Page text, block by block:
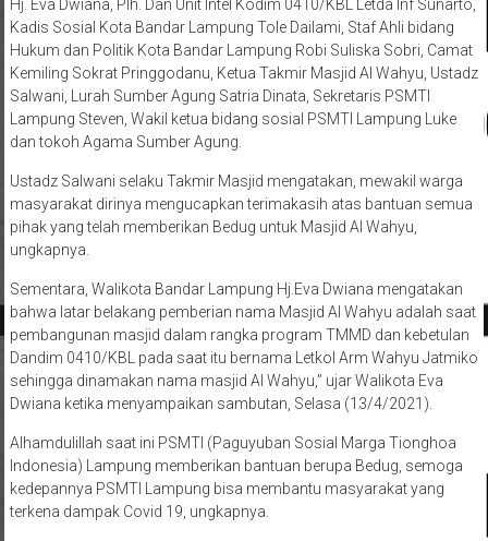
Hj. Eva Dwiana, Plh. Dan Unit Intel Kodim 0410/KBL Letda Inf Sunarto,
Kadis Sosial Kota Bandar Lampung Tole Dailami, Staf Ahli bidang
Hukum dan Politik Kota Bandar Lampung Robi Suliska Sobri, Camat
Kemiling Sokrat Pringgodanu, Ketua Takmir Masjid Al Wahyu, Ustadz
Salwani, Lurah Sumber Agung Satria Dinata, Sekretaris PSMTI
Lampung Steven, Wakil ketua bidang sosial PSMTI Lampung Luke
dan tokoh Agama Sumber Agung.
Ustadz Salwani selaku Takmir Masjid mengatakan, mewakil warga
masyarakat dirinya mengucapkan terimakasih atas bantuan semua
pihak yang telah memberikan Bedug untuk Masjid Al Wahyu,
ungkapnya.
Sementara, Walikota Bandar Lampung Hj.Eva Dwiana mengatakan
bahwa latar belakang pemberian nama Masjid Al Wahyu adalah saat
pembangunan masjid dalam rangka program TMMD dan kebetulan
Dandim 0410/KBL pada saat itu bernama Letkol Arm Wahyu Jatmiko
sehingga dinamakan nama masjid Al Wahyu,” ujar Walikota Eva
Dwiana ketika menyampaikan sambutan, Selasa (13/4/2021).
Alhamdulillah saat ini PSMTI (Paguyuban Sosial Marga Tionghoa
Indonesia) Lampung memberikan bantuan berupa Bedug, semoga
kedepannya PSMTI Lampung bisa membantu masyarakat yang
terkena dampak Covid 19, ungkapnya.